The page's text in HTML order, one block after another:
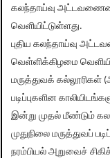
கலந்தாய்வு
வெளியிட்டுள்ளது.
புதிய கலந்தாய்வு
வெள்ளிக்கிழமை
மருத்துவக் கல்லூரிகள்
படிப்புகளின
இன்று முதல் மீண்டும்
முதுநிலை மருத்துவப்
நரம்பியல் அறுவைச்